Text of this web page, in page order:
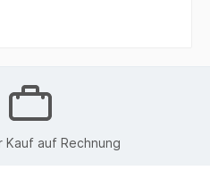
Kauf auf Rechnung